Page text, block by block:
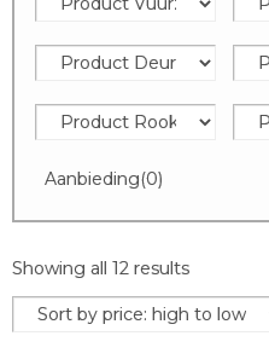
Aanbieding(0)
Showing all 12 results